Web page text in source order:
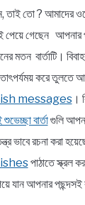
তাই তো ? আমাদের
পেয়ে গেছেন আপনার
মতন বার্তাটি।
করে তুলতে
messages।
বার্তাগুলি
ভাবে রচনা করা
পাঠাতে স্ক্রল
যান আপনার পছন্দসই